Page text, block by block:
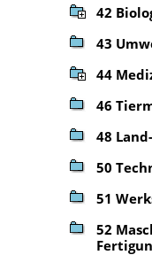
42
43
44
46
48
50
51
52